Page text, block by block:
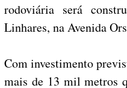
rodoviária será
Linhares, na Avenida
Com investimento
mais de 13 mil metros